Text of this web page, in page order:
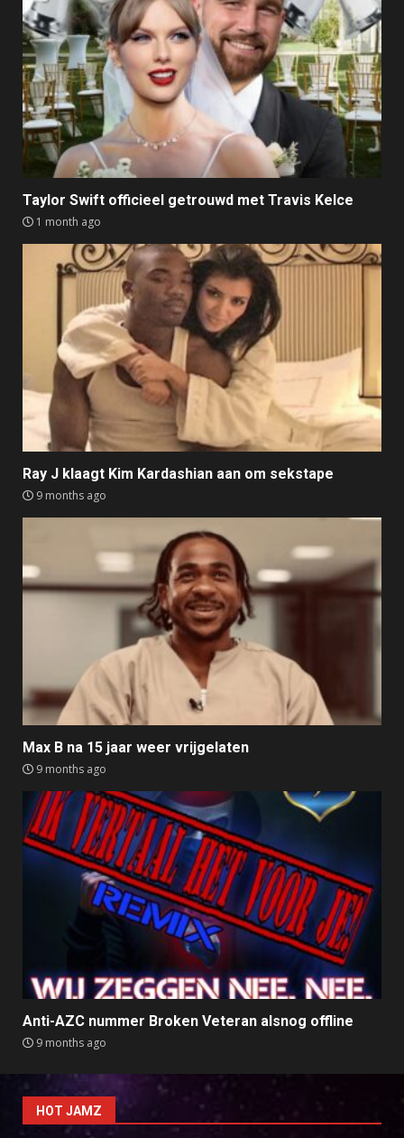
Taylor Swift officieel getrouwd met Travis Kelce
1 month ago
Ray J klaagt Kim Kardashian aan om sekstape
9 months ago
Max B na 15 jaar weer vrijgelaten
9 months ago
Anti-AZC nummer Broken Veteran alsnog offline
9 months ago
HOT JAMZ